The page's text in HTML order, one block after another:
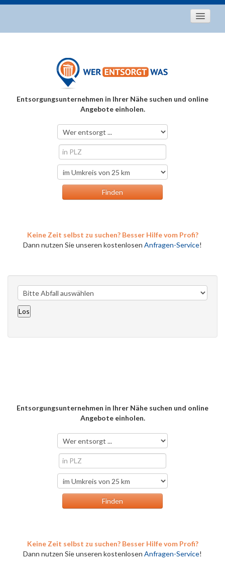
Entsorgungstipps
Über uns
Entsorgungsunternehmen in Ihrer Nähe suchen und online
Angebote einholen.
Keine Zeit selbst zu suchen? Besser Hilfe vom Profi?
Dann nutzen Sie unseren kostenlosen Anfragen-Service!
Entsorgungsunternehmen in Ihrer Nähe suchen und online
Angebote einholen.
Keine Zeit selbst zu suchen? Besser Hilfe vom Profi?
Dann nutzen Sie unseren kostenlosen Anfragen-Service!